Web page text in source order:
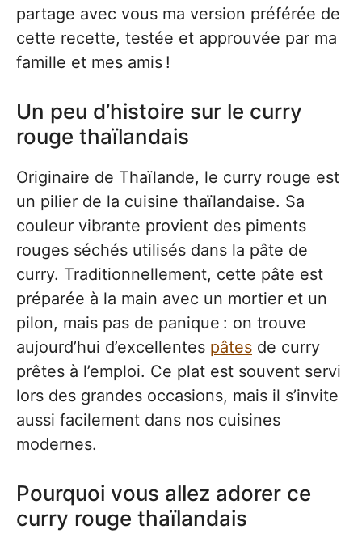
partage avec vous ma version préférée de
cette recette, testée et approuvée par ma
famille et mes amis !
Un peu d’histoire sur le curry
rouge thaïlandais
Originaire de Thaïlande, le curry rouge est
un pilier de la cuisine thaïlandaise. Sa
couleur vibrante provient des piments
rouges séchés utilisés dans la pâte de
curry. Traditionnellement, cette pâte est
préparée à la main avec un mortier et un
pilon, mais pas de panique : on trouve
aujourd’hui d’excellentes pâtes de curry
prêtes à l’emploi. Ce plat est souvent servi
lors des grandes occasions, mais il s’invite
aussi facilement dans nos cuisines
modernes.
Pourquoi vous allez adorer ce
curry rouge thaïlandais